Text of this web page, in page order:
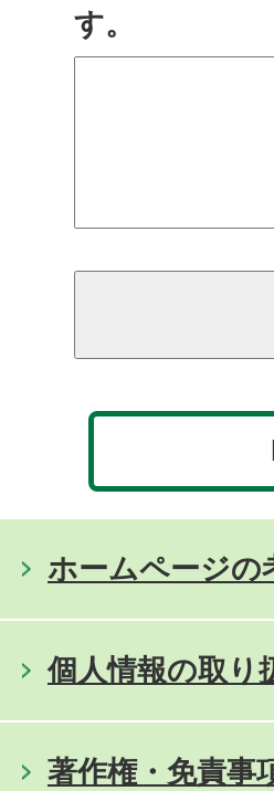
す。
ホームページの
個人情報の取り
著作権・免責事